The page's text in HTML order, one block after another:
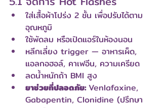
ใส่เสื้อผ้าโปร่ง 2 ชั้น เพื่อปรับได้ตาม
อุณหภูมิ
ใช้พัดลม หรือเปิดแอร์ในห้องนอน
หลีกเลี่ยง trigger — อาหารเผ็ด,
แอลกอฮอล์, คาเฟอีน, ความเครียด
ลดน้ำหนักถ้า BMI สูง
ยาช่วยที่ปลอดภัย: Venlafaxine,
Gabapentin, Clonidine (ปรึกษา